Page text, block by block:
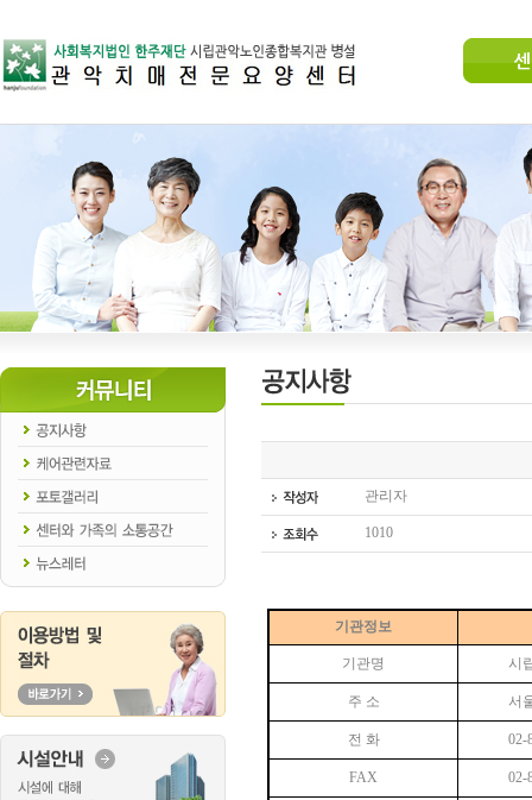
관리자
1010
기관정보
기관명 시
주 소 서
전 화 02-
FAX 02-